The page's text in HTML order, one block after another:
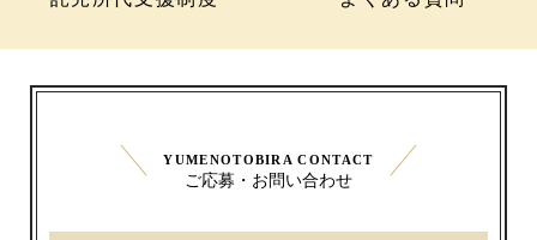
YUMENOTOBIRA CONTACT
ご応募・お問い合わせ